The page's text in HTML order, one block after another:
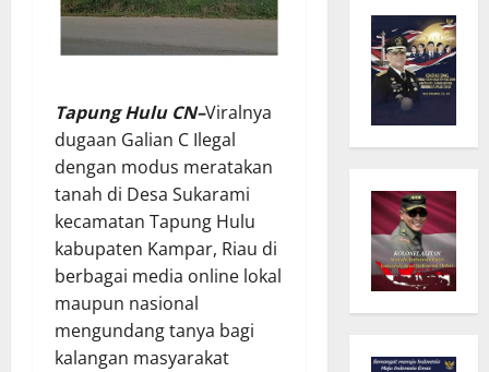
Tapung Hulu CN–Viralnya
dugaan Galian C Ilegal
dengan modus meratakan
tanah di Desa Sukarami
kecamatan Tapung Hulu
kabupaten Kampar, Riau di
berbagai media online lokal
maupun nasional
mengundang tanya bagi
kalangan masyarakat